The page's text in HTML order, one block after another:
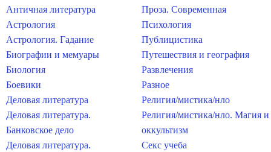
Античная литература
Астрология
Астрология. Гадание
Биографии и мемуары
Биология
Боевики
Деловая литература
Деловая литература.
Банковское дело
Деловая литература.
Проза. Современная
Психология
Публицистика
Путешествия и география
Развлечения
Разное
Религия/мистика/нло
Религия/мистика/нло. Магия и
оккультизм
Секс учеба